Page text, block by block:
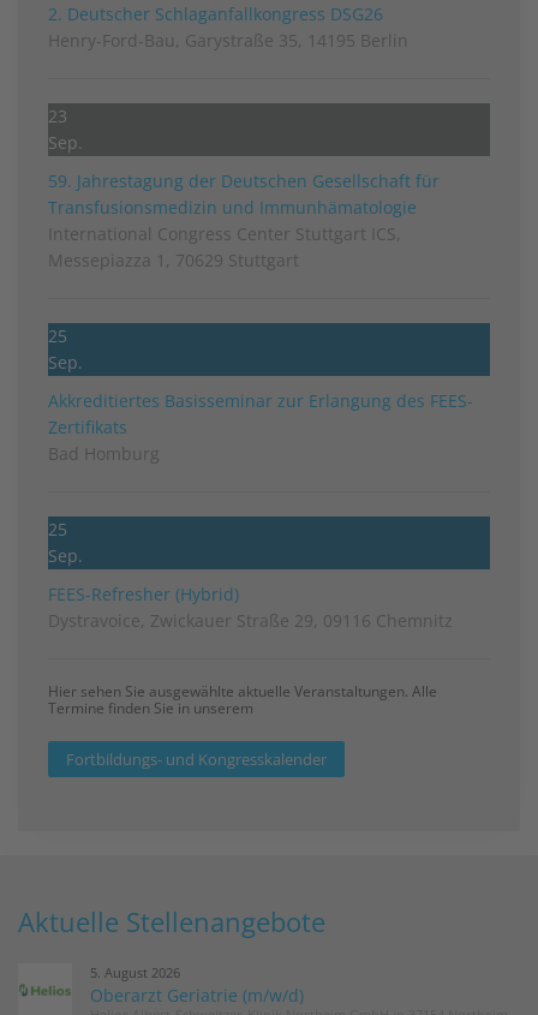
2. Deutscher Schlag­anfall­kongress DSG26
Henry-Ford-Bau, Garystraße 35, 14195 Berlin
23
Sep.
59. Jahrestagung der Deutschen Gesellschaft für
Transfusionsmedizin und Immunhämatologie
International Congress Center Stuttgart ICS,
Messepiazza 1, 70629 Stuttgart
25
Sep.
Akkreditiertes Basisseminar zur Erlangung des FEES-
Zertifikats
Bad Homburg
25
Sep.
FEES-Refresher (Hybrid)
Dystravoice, Zwickauer Straße 29, 09116 Chemnitz
Hier sehen Sie ausgewählte aktuelle Veranstaltungen. Alle
Termine finden Sie in unserem
Fortbildungs- und Kongresskalender
Aktuelle Stellenangebote
5. August 2026
Oberarzt Geriatrie (m/w/d)